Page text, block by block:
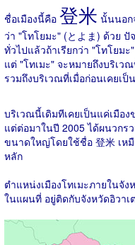
ชื่อเมืองนี้คือ 登米 นั้นนอก
ว่า "โทโยมะ" (とよま) ด้วย
ทั่วไปแล้วถ้าเรียกว่า "โทโยม
แต่ "โทเมะ" จะหมายถึงบริเ
รวมถึงบริเวณที่เมื่อก่อนเคยเ
บริเวณนี้เดิมทีเคยเป็นแค่เมือ
แต่ต่อมาในปี 2005 ได้ผนวกร
ขนาดใหญ่โดยใช้ชื่อ 登米 เห
หลัก
ตำแหน่งเมืองโทเมะภายในจั
ในแผนที่ อยู่ติดกับจังหวัดอิวาเ